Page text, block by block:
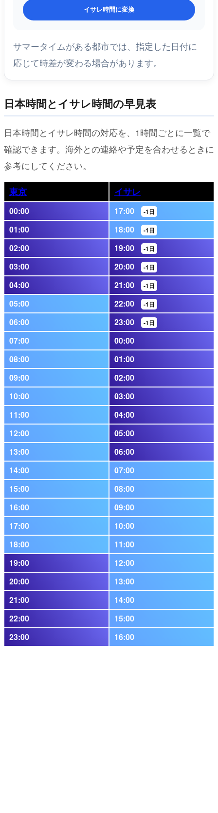
イサレ時間に変換
サマータイムがある都市では、指定した日付に
応じて時差が変わる場合があります。
日本時間とイサレ時間の早見表
日本時間とイサレ時間の対応を、1時間ごとに一覧で
確認できます。海外との連絡や予定を合わせるときに
参考にしてください。
東京 イサレ
00:00 17:00 -1日
01:00 18:00 -1日
02:00 19:00 -1日
03:00 20:00 -1日
04:00 21:00 -1日
05:00 22:00 -1日
06:00 23:00 -1日
07:00
00:00
08:00
01:00
09:00
02:00
10:00
03:00
11:00
04:00
12:00
05:00
13:00
06:00
14:00
07:00
15:00
08:00
16:00
09:00
17:00
10:00
18:00
11:00
19:00
12:00
20:00
13:00
21:00
14:00
22:00
15:00
23:00
16:00